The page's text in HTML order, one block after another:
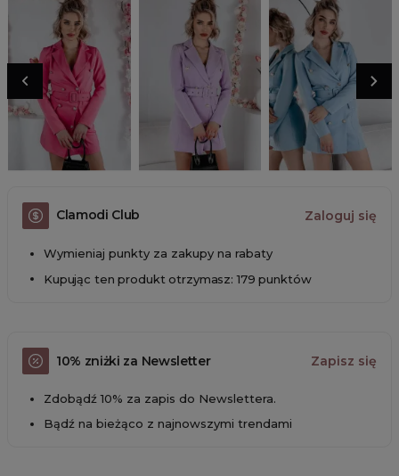
Clamodi Club Zaloguj się
Wymieniaj punkty za zakupy na rabaty
Kupując ten produkt otrzymasz: 179 punktów
10% zniżki za Newsletter Zapisz się
Zdobądź 10% za zapis do Newslettera.
Bądź na bieżąco z najnowszymi trendami